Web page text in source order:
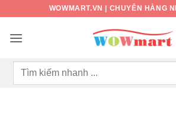
nội
WOWMART.VN | CHUYÊN HÀNG
Tìm